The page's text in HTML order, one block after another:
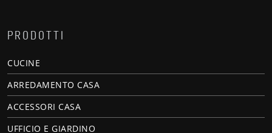
PRODOTTI
CUCINE
ARREDAMENTO CASA
ACCESSORI CASA
UFFICIO E GIARDINO